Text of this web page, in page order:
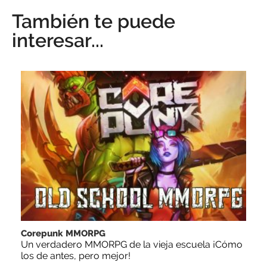
También te puede
interesar...
Corepunk MMORPG
Un verdadero MMORPG de la vieja escuela ¡Cómo
los de antes, pero mejor!